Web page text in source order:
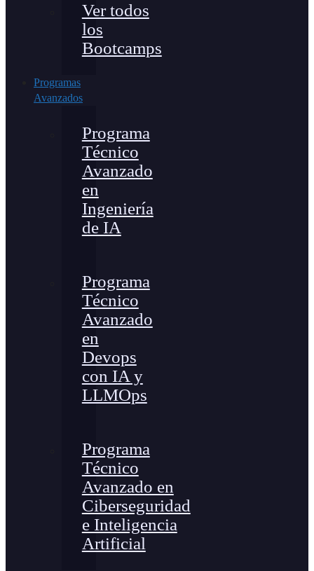
Ver todos
los
Bootcamps
Programas
Avanzados
Programa
Técnico
Avanzado
en
Ingeniería
de IA
Programa
Técnico
Avanzado
en
Devops
con IA y
LLMOps
Programa
Técnico
Avanzado en
Ciberseguridad
e Inteligencia
Artificial